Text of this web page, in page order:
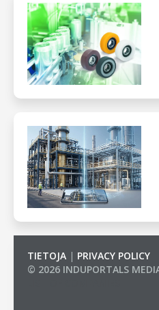
TIETOJA | PRIVACY POLICY
© 2026 INDUPORTALS